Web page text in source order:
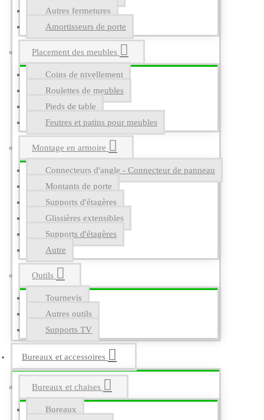
Autres fermetures
Amortisseurs de porte
Placement des meubles
Coins de nivellement
Roulettes de meubles
Pieds de table
Feutres et patins pour meubles
Montage en armoire
Connecteurs d'angle - Connecteur de panneau
Montants de porte
Supports d'étagères
Glissières extensibles
Supports d'étagères
Autre
Outils
Tournevis
Autres outils
Supports TV
Bureaux et accessoires
Bureaux et chaises
Bureaux